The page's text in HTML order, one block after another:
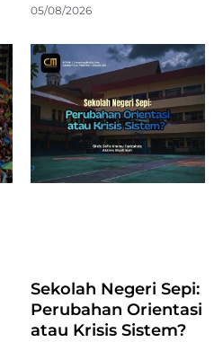
05/08/2026
Sekolah Negeri Sepi:
Perubahan Orientasi
atau Krisis Sistem?